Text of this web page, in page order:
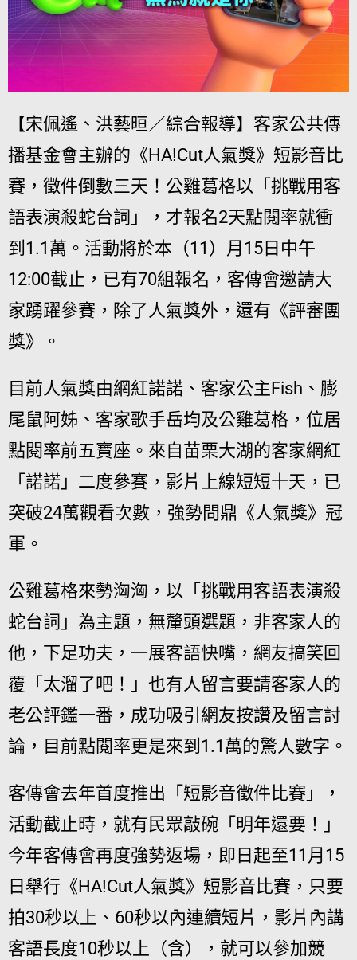
【宋佩遙、洪藝晅／綜合報導】客家公共傳
播基金會主辦的《HA!Cut人氣獎》短影音比
賽，徵件倒數三天！公雞葛格以「挑戰用客
語表演殺蛇台詞」，才報名2天點閱率就衝
到1.1萬。活動將於本（11）月15日中午
12:00截止，已有70組報名，客傳會邀請大
家踴躍參賽，除了人氣獎外，還有《評審團
獎》。
目前人氣獎由網紅諾諾、客家公主Fish、膨
尾鼠阿姊、客家歌手岳均及公雞葛格，位居
點閱率前五寶座。來自苗栗大湖的客家網紅
「諾諾」二度參賽，影片上線短短十天，已
突破24萬觀看次數，強勢問鼎《人氣獎》冠
軍。
公雞葛格來勢洶洶，以「挑戰用客語表演殺
蛇台詞」為主題，無釐頭選題，非客家人的
他，下足功夫，一展客語快嘴，網友搞笑回
覆「太溜了吧！」也有人留言要請客家人的
老公評鑑一番，成功吸引網友按讚及留言討
論，目前點閱率更是來到1.1萬的驚人數字。
客傳會去年首度推出「短影音徵件比賽」，
活動截止時，就有民眾敲碗「明年還要！」
今年客傳會再度強勢返場，即日起至11月15
日舉行《HA!Cut人氣獎》短影音比賽，只要
拍30秒以上、60秒以內連續短片，影片內講
客語長度10秒以上（含），就可以參加競